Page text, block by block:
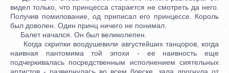
видел только, что принцесса старается не смотреть да него.
Получив помилование, од приписал его принцессе. Король
был доволен. Один принц ничего не понимал.
Балет начался. Он был великолепен.
Когда скрипки воодушевили августейших танцоров, когда
наивная пантомима той эпохи - ее наивность еще
подчеркивалась посредственным исполнением сиятельных
артистов - развернулась во всем блеске, зала дрогнула от